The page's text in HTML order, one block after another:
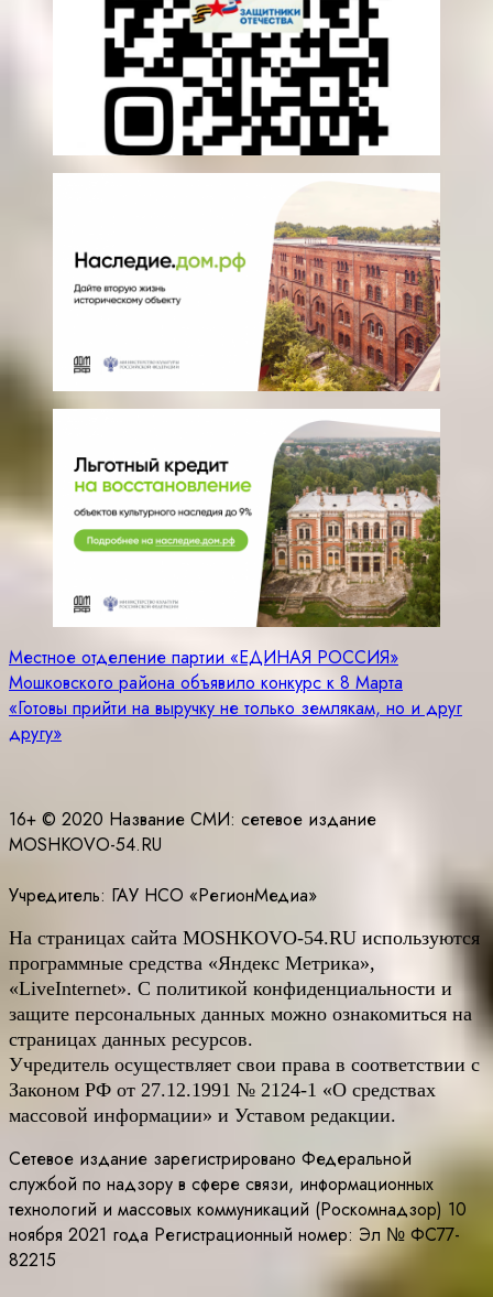
Навигация
по
записям
Местное отделение партии «ЕДИНАЯ РОССИЯ»
Мошковского района объявило конкурс к 8 Марта
«Готовы прийти на выручку не только землякам, но и друг
другу»
16+ © 2020 Название СМИ: cетевое издание
MOSHKOVO-54.RU
Учредитель: ГАУ НСО «РегионМедиа»
На страницах сайта MOSHKOVO-54.RU используются
программные средства «Яндекс Метрика»,
«LiveInternet». С политикой конфиденциальности и
защите персональных данных можно ознакомиться на
страницах данных ресурсов.
Учредитель осуществляет свои права в соответствии с
Законом РФ от 27.12.1991 № 2124-1 «О средствах
массовой информации» и Уставом редакции.
Сетевое издание зарегистрировано Федеральной
службой по надзору в сфере связи, информационных
технологий и массовых коммуникаций (Роскомнадзор) 10
ноября 2021 года Регистрационный номер: Эл № ФС77-
82215